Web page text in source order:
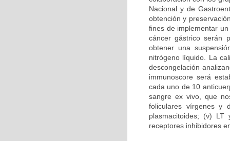
Nacional y de
obtención y
fines de implementar
cáncer gástrico serán
obtener una
nitrógeno líquido. La
descongelación
immunoscore será
cada uno de 10
sangre ex vivo, que
foliculares vírgenes y
plasmacitoides; (v)
receptores inhibidores